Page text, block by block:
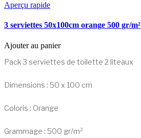
Aperçu rapide
3 serviettes 50x100cm orange 500 gr/m²
Ajouter au panier
Pack 3 serviettes de toilette 2 liteaux
Dimensions : 50 x 100 cm
Coloris : Orange
Grammage : 500 gr/m²